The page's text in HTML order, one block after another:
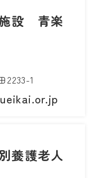
設 青楽
2233-1
養護老人